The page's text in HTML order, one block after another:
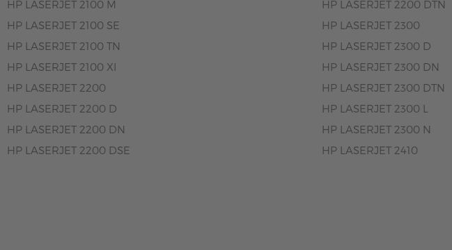
HP LASERJET 2100 M
HP LASERJET 2100 SE
HP LASERJET 2100 TN
HP LASERJET 2100 XI
HP LASERJET 2200
HP LASERJET 2200 D
HP LASERJET 2200 DN
HP LASERJET 2200 DSE
HP LASERJET 2200 DTN
HP LASERJET 2300
HP LASERJET 2300 D
HP LASERJET 2300 DN
HP LASERJET 2300 DTN
HP LASERJET 2300 L
HP LASERJET 2300 N
HP LASERJET 2410